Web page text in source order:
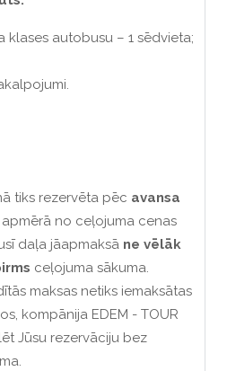
klases autobusu – 1 sēdvieta;
tiks rezervēta pēc avansa
apmērā no ceļojuma cenas
daļa jāapmaksā ne vēlāk
ceļojuma sākuma.
maksas netiks iemaksātas
kompānija EDEM - TOUR
Jūsu rezervāciju bez